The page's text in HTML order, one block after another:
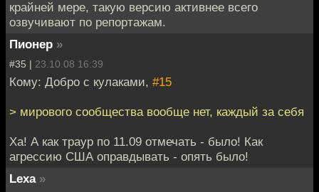
крайней мере, такую версию активнее всего
озвучивают по репортажам.
Пионер »
#35 | 23.10.08 16:39
Кому: Добро с кулаками, #15
> мирового сообщества вообще нет, каждый за себя
Ха! А как траур по 11.09 отмечать - было! Как
агрессию США оправдывать - опять было!
Lexa »